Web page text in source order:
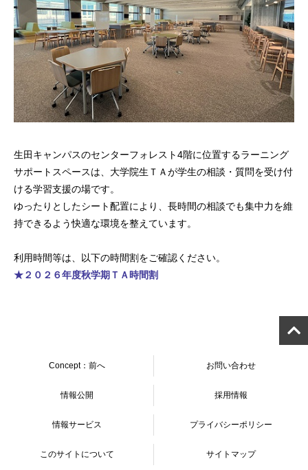
生田キャンパスのセンターフォレスト4階に位置するラーニング
サポートスペースは、大学院生ＴＡが学生の相談・質問を受け付
ける学習支援の場です。
ゆったりとしたシート配置により、長時間の相談でも集中力を維
持できるよう快適な環境を整えています。
利用時間等は、以下の時間割をご確認ください。
★２０２６年度秋学期ＴＡ時間割
Concept：前へ お問い合わせ
情報公開 採用情報
情報サービス プライバシーポリシー
このサイトについて サイトマップ